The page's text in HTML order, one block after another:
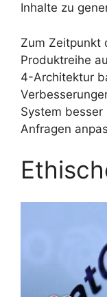
Inhalte zu
Zum Zeitpunkt
Produktreihe
4-Architektur
System
Anfragen